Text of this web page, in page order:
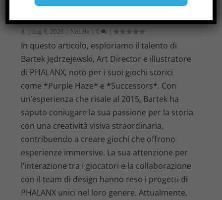
BARTEK JĘDRZEJEWSKI E IL SUO
di | Lug 6, 2026 | Notizie | 0 |
In questo articolo, esploriamo il talento di
Bartek Jędrzejewski, Art Director e illustratore
di PHALANX, noto per i suoi giochi storici
come *Purple Haze* e *Successors*. Con
un’esperienza che risale al 2015, Bartek ha
saputo coniugare la sua passione per la storia
con una creatività visiva straordinaria,
contribuendo a creare giochi che offrono
esperienze immersive. La sua attenzione per
l’interazione tra i giocatori e la collaborazione
con il team di design hanno reso i progetti di
PHALANX unici nel loro genere. Attualmente,